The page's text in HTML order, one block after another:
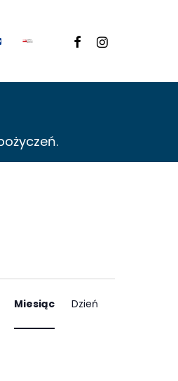
facebookinstagram
Miesiąc Dzień